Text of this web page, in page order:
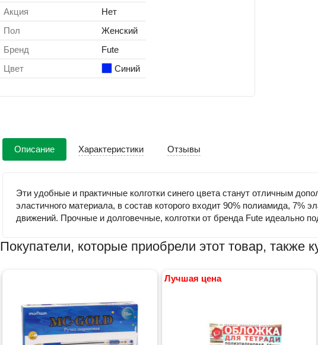
Акция
Нет
Пол
Женский
Бренд
Fute
Цвет
Синий
Описание Характеристики Отзывы
Эти удобные и практичные колготки синего цвета станут отличным
эластичного материала, в состав которого входит 90% полиамида, 7%
движений. Прочные и долговечные, колготки от бренда Fute идеально
Покупатели, которые приобрели этот товар, также
Лучшая цена